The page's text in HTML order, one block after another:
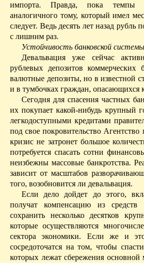
импорта. Правда, пока темпы
аналогичного тому, который имел
следует. Ведь десять лет назад рубль
с лишним раз.
Устойчивость банковской системы
Девальвация уже сейчас
рублевых депозитов коммерческих
валютные депозиты, но в известной
и в тумбочках граждан, опасающихся
Сегодня для спасения частных
их покупает какой-нибудь крупный
легкодоступными кредитами
под свое покровительство
кризис не затронет большое
потребуется спасать сотни
неизбежны массовые банкротства.
зависит от масштабов
того, возобновится ли девальвация.
Если дело дойдет до этого,
получат компенсацию из средств
сохранить несколько десятков
которые осуществляются
сектора экономики. Если же и
сосредоточатся на том, чтобы
которых лежат сбережения